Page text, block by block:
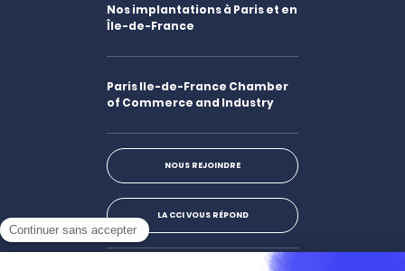
Nos implantations à Paris et en
Île-de-France
Paris Ile-de-France Chamber
of Commerce and Industry
NOUS REJOINDRE
LA CCI VOUS RÉPOND
Instagram